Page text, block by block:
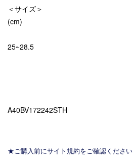
＜サイズ＞
(cm)
25~28.5
A40BV172242STH
★ご購入前にサイト規約をご確認ください